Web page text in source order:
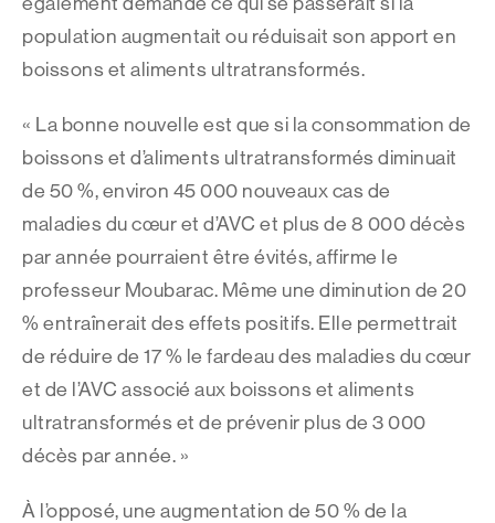
population augmentait ou réduisait son apport en
boissons et aliments ultratransformés.
« La bonne nouvelle est que si la consommation de
boissons et d’aliments ultratransformés diminuait
de 50 %, environ 45 000 nouveaux cas de
maladies du cœur et d’AVC et plus de 8 000 décès
par année pourraient être évités, affirme le
professeur Moubarac. Même une diminution de 20
% entraînerait des effets positifs. Elle permettrait
de réduire de 17 % le fardeau des maladies du cœur
et de l’AVC associé aux boissons et aliments
ultratransformés et de prévenir plus de 3 000
décès par année. »
À l’opposé, une augmentation de 50 % de la